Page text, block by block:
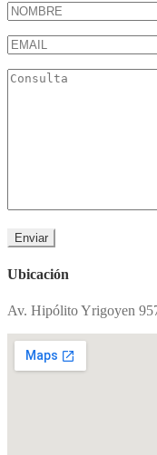
Ubicación
Av. Hipólito Yrigoyen